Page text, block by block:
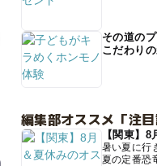
その道の
こだわり
編集部オススメ「注目
【関東】
暑い夏に行
夏の定番恐